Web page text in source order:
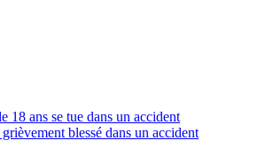
18 ans se tue dans un accident
blessé dans un accident